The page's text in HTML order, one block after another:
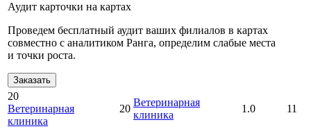
Аудит карточки на картах
Проведем бесплатный аудит ваших филиалов в картах
совместно с аналитиком Ранга, определим слабые места
и точки роста.
Заказать
20
Ветеринарная
клиника
20
Ветеринарная
клиника
1.0 11